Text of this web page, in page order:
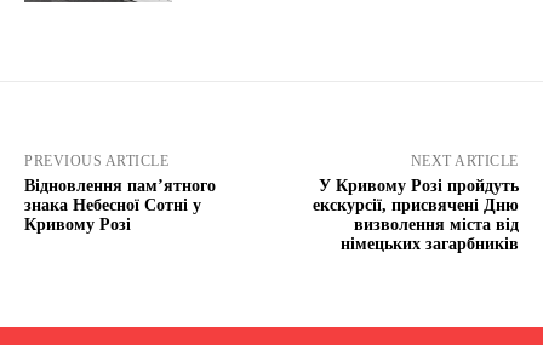
PREVIOUS ARTICLE
Відновлення пам’ятного
знака Небесної Сотні у
Кривому Розі
NEXT ARTICLE
У Кривому Розі пройдуть
екскурсії, присвячені Дню
визволення міста від
німецьких загарбників